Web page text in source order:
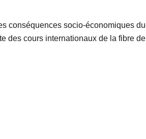
conséquences socio-économiques
des cours internationaux de la fibre